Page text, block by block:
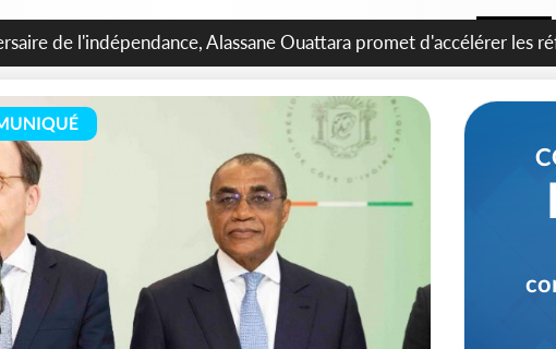
Oury Bah admire le modèle ivoirien et veut s'en inspirer